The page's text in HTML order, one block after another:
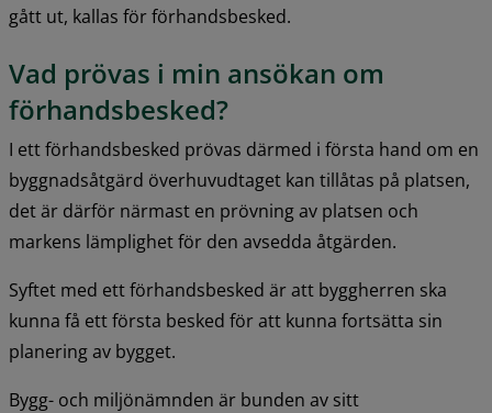
gått ut, kallas för förhandsbesked.
Vad prövas i min ansökan om
förhandsbesked?
I ett förhandsbesked prövas därmed i första hand om en
byggnadsåtgärd överhuvudtaget kan tillåtas på platsen,
det är därför närmast en prövning av platsen och
markens lämplighet för den avsedda åtgärden.
Syftet med ett förhandsbesked är att byggherren ska
kunna få ett första besked för att kunna fortsätta sin
planering av bygget.
Bygg- och miljönämnden är bunden av sitt